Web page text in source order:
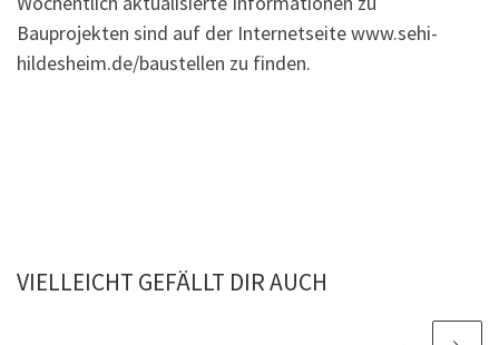
Bauprojekten sind auf der Internetseite www.sehi-
hildesheim.de/baustellen zu finden.
VIELLEICHT GEFÄLLT DIR AUCH